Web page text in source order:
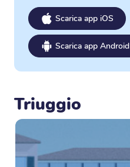
Scarica app iOS
Scarica app Android
Triuggio